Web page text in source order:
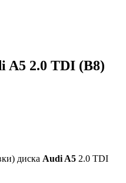
A5 2.0 TDI (B8)
диска Audi A5 2.0 TDI